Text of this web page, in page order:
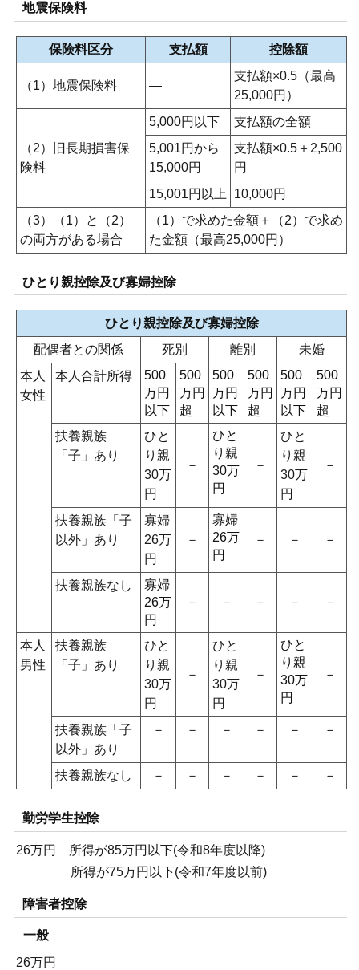
地震保険料
保険料区分 支払額 控除額
（1）地震保険料 ―
支払額×0.5（最高
25,000円）
（2）旧長期損害保
険料
5,000円以下
支払額の全額
5,001円から
15,000円
支払額×0.5＋2,500
円
15,001円以上
10,000円
（3）（1）と（2）
の両方がある場合
（1）で求めた金額＋（2）で求め
た金額（最高25,000円）
ひとり親控除及び寡婦控除
ひとり親控除及び寡婦控除
配偶者との関係
死別 離別
未婚
本人
女性
本人合計所得
500
万円
以下
500
万円
超
500
万円
以下
500
万円
超
500
万円
以下
500
万円
超
扶養親族
「子」あり
ひと
り親
30万
円
－
ひと
り親
30万
円
－
ひと
り親
30万
円
－
扶養親族「子
以外」あり
寡婦
26万
円
－
寡婦
26万
円
－ － －
扶養親族なし
寡婦
26万
円
－ － － － －
本人
男性
扶養親族
「子」あり
ひと
り親
30万
円
－
ひと
り親
30万
円
－
ひと
り親
30万
円
－
扶養親族「子
以外」あり
－ － － － － －
扶養親族なし － － － － － －
勤労学生控除
26万円 所得が85万円以下(令和8年度以降)
所得が75万円以下(令和7年度以前)
障害者控除
一般
26万円